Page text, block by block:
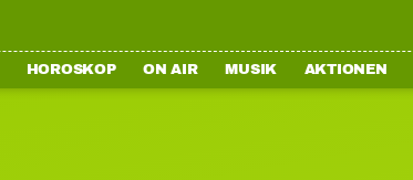
HOROSKOP ON AIR MUSIK AKTIONEN